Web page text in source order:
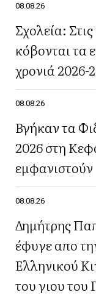
08.08.26
Σχολεία:
κόβονται τα
χρονιά 2026-
08.08.26
Βγήκαν τα
2026 στη
εμφανιστούν
08.08.26
Δημήτρης
έφυγε απο
Ελληνικού
του γιου του